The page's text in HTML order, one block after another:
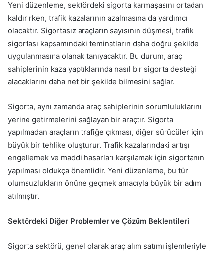
Yeni düzenleme, sektördeki sigorta karmaşasını ortadan
kaldırırken, trafik kazalarının azalmasına da yardımcı
olacaktır. Sigortasız araçların sayısının düşmesi, trafik
sigortası kapsamındaki teminatların daha doğru şekilde
uygulanmasına olanak tanıyacaktır. Bu durum, araç
sahiplerinin kaza yaptıklarında nasıl bir sigorta desteği
alacaklarını daha net bir şekilde bilmesini sağlar.
Sigorta, aynı zamanda araç sahiplerinin sorumluluklarını
yerine getirmelerini sağlayan bir araçtır. Sigorta
yapılmadan araçların trafiğe çıkması, diğer sürücüler için
büyük bir tehlike oluşturur. Trafik kazalarındaki artışı
engellemek ve maddi hasarları karşılamak için sigortanın
yapılması oldukça önemlidir. Yeni düzenleme, bu tür
olumsuzlukların önüne geçmek amacıyla büyük bir adım
atılmıştır.
Sektördeki Diğer Problemler ve Çözüm Beklentileri
Sigorta sektörü, genel olarak araç alım satımı işlemleriyle